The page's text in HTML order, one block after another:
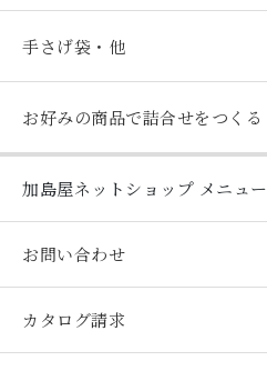
手さげ袋・他
お好みの商品で詰合せをつくる
加島屋ネットショップ メニュー
お問い合わせ
カタログ請求